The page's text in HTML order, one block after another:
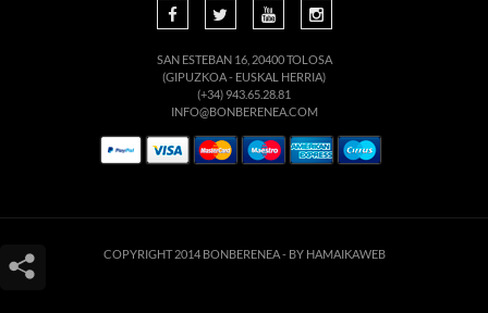
SAN ESTEBAN 16, 20400 TOLOSA
(GIPUZKOA - EUSKAL HERRIA)
(+34) 943.65.28.81
INFO@BONBERENEA.COM
COPYRIGHT 2014 BONBERENEA - BY HAMAIKAWEB